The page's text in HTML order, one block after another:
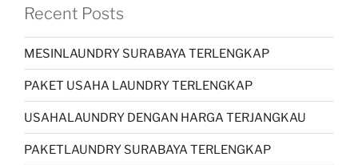
Recent Posts
MESINLAUNDRY SURABAYA TERLENGKAP
PAKET USAHA LAUNDRY TERLENGKAP
USAHALAUNDRY DENGAN HARGA TERJANGKAU
PAKETLAUNDRY SURABAYA TERLENGKAP